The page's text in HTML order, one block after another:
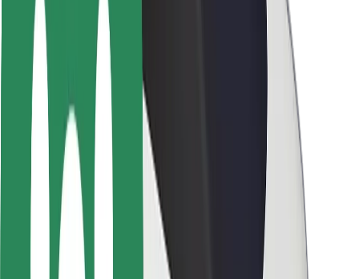
Bezpečnost cestujících
Bezpečnost řidičů
Bezpečnost na koloběžce
Laboratoř bezpečnosti
Města
Lokality
Řešení pro města
Letiště
Nabíjecí stanice Bolt
Podpora